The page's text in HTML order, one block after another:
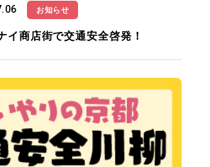
お知らせ
イ商店街で交通安全啓発！